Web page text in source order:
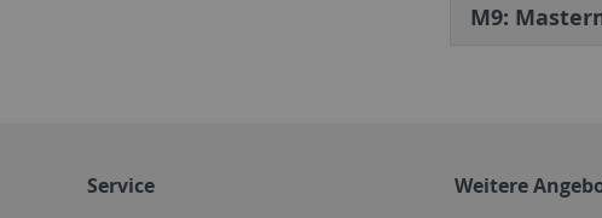
M9:
Service Weitere